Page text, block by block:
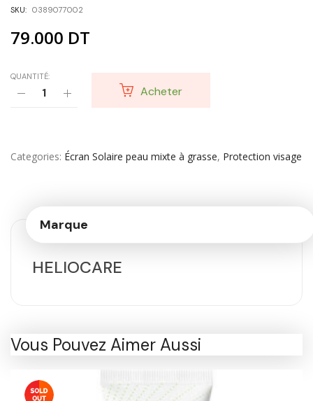
SKU: 0389077002
79.000 DT
QUANTITÉ:
Acheter
Categories Écran Solaire peau mixte à grasse, Protection visage
Marque
HELIOCARE
Vous Pouvez Aimer Aussi